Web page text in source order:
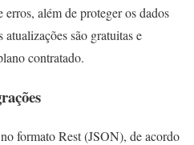
erros, além de proteger os dados
são gratuitas e
contratado.
formato Rest (JSON), de acordo